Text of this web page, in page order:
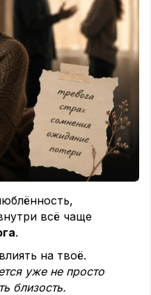
всё чаще
.
на твоё.
уже не просто
близость.